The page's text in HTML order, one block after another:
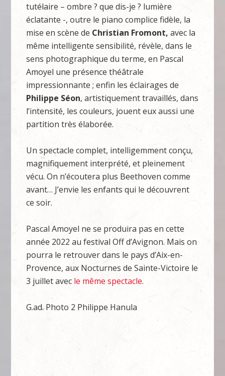
tutélaire – ombre ? que dis-je ? lumière
éclatante -, outre le piano complice fidèle, la
mise en scène de Christian Fromont,avec la
même intelligente sensibilité, révèle, dans le
sens photographique du terme, en Pascal
Amoyel une présence théâtrale
impressionnante ; enfin les éclairages de
Philippe Séon, artistiquement travaillés, dans
l’intensité, les couleurs, jouent eux aussi une
partition très élaborée.
Un spectacle complet, intelligemment conçu,
magnifiquement interprété, et pleinement
vécu. On n’écoutera plus Beethoven comme
avant… J’envie les enfants qui le découvrent
ce soir.
Pascal Amoyel ne se produira pas en cette
année 2022 au festival Off d’Avignon. Mais on
pourra le retrouver dans le pays d’Aix-en-
Provence, aux Nocturnes de Sainte-Victoire le
3 juillet avec le même spectacle.
G.ad. Photo 2 Philippe Hanula